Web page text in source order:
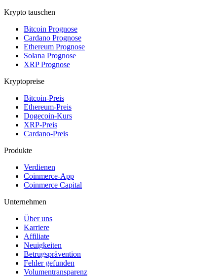
Krypto tauschen
Bitcoin Prognose
Cardano Prognose
Ethereum Prognose
Solana Prognose
XRP Prognose
Kryptopreise
Bitcoin-Preis
Ethereum-Preis
Dogecoin-Kurs
XRP-Preis
Cardano-Preis
Produkte
Verdienen
Coinmerce-App
Coinmerce Capital
Unternehmen
Über uns
Karriere
Affiliate
Neuigkeiten
Betrugsprävention
Fehler gefunden
Volumentransparenz